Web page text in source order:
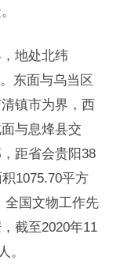
地处北纬
。东面与乌当区
镇市为界，西
与息烽县交
距省会贵阳38
1075.70平方
全国文物工作先
截至2020年11
。